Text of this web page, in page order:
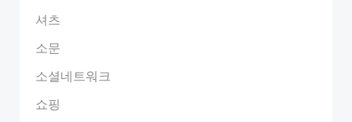
셔츠
소문
소셜네트워크
쇼핑